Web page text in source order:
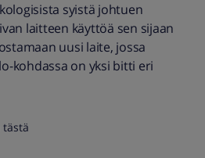
syistä johtuen
laitteen käyttöä sen sijaan
uusi laite, jossa
kohdassa on yksi bitti eri
tästä